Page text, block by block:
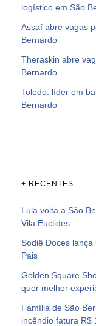
logístico em São
Assaí abre vagas
Bernardo
Theraskin abre
Bernardo
Toledo: líder em
Bernardo
+ RECENTES
Lula volta a São
Vila Euclides
Sodiê Doces
Pais
Golden Square
quer melhor
Família de São
incêndio fatura R$